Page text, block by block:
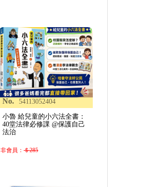
No. 54113052404
小魯 給兒童的小六法全書：
40堂法律必修課 @保護自己
法治
非會員： ＄285